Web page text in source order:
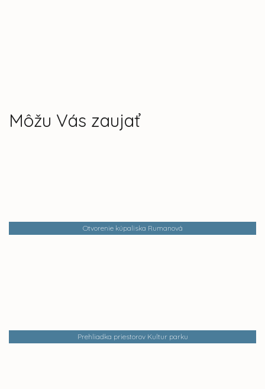
Môžu Vás zaujať
Otvorenie kúpaliska Rumanová
Prehliadka priestorov Kultur parku